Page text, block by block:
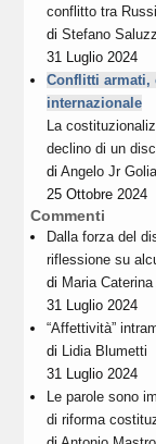
conflitto tra
diStefano
31 Luglio 2024
Conflitti armati,
internazionale
La
declino di un
diAngelo Jr
25 Ottobre 2024
Commenti
Dalla forza del
riflessione su
di Maria
31 Luglio 2024
“Affettività”
di Lidia Blumetti
31 Luglio 2024
Le parole sono
di riforma